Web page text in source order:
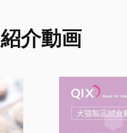
紹介動画